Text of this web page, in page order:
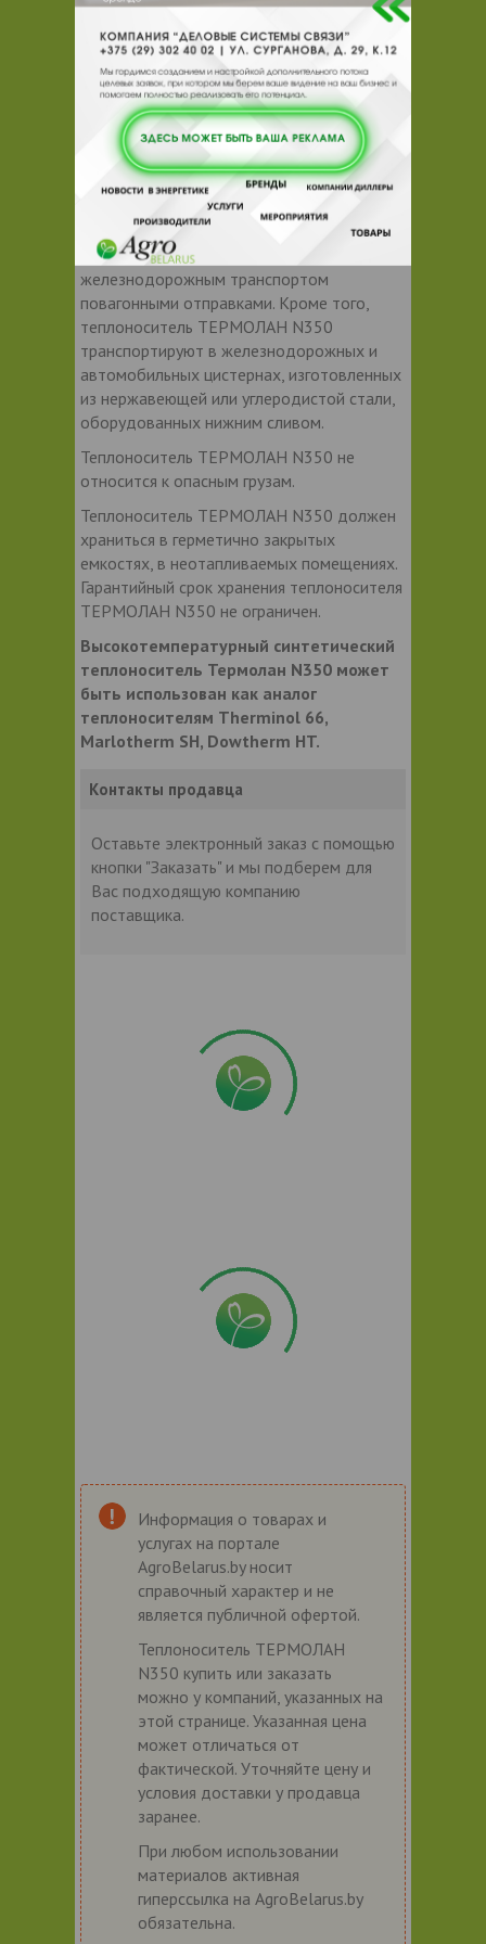
поставляется в металлических бочках
вместимостью 175-185 кг нетто.
Допускается упаковка в другую
транспортную тару, обеспечивающую
сохранность продукта.
Продукт, упакованный в бочки,
транспортируют железнодорожным и
автомобильным транспортом в крытых
транспортных средствах в соответствии с
правилами перевозок грузов, действующих
на данном виде транспорта,
железнодорожным транспортом
повагонными отправками. Кроме того,
теплоноситель ТЕРМОЛАН N350
транспортируют в железнодорожных и
автомобильных цистернах, изготовленных
из нержавеющей или углеродистой стали,
оборудованных нижним сливом.
Теплоноситель ТЕРМОЛАН N350 не
относится к опасным грузам.
Теплоноситель ТЕРМОЛАН N350 должен
храниться в герметично закрытых
емкостях, в неотапливаемых помещениях.
Гарантийный срок хранения теплоносителя
ТЕРМОЛАН N350 не ограничен.
Высокотемпературный синтетический
теплоноситель Термолан N350 может
быть использован как аналог
теплоносителям Therminol 66,
Marlotherm SH, Dowtherm HT.
Контакты продавца
Оставьте электронный заказ с помощью
кнопки "Заказать" и мы подберем для
Вас подходящую компанию
поставщика.
Информация о товарах и
услугах на портале
AgroBelarus.by носит
справочный характер и не
является публичной офертой.
Теплоноситель ТЕРМОЛАН
N350 купить или заказать
можно у компаний, указанных на
этой странице. Указанная цена
может отличаться от
фактической. Уточняйте цену и
условия доставки у продавца
заранее.
При любом использовании
материалов активная
гиперссылка на AgroBelarus.by
обязательна.